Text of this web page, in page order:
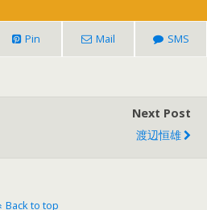
Pin Mail SMS
Next Post
渡辺恒雄
Back to top